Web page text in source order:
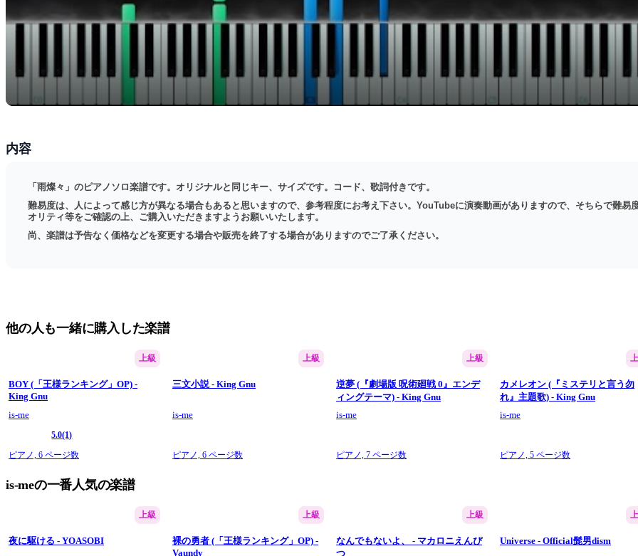
内容
「雨燦々」のピアノソロ楽譜です。オリジナルと同じキー、サイズです。コード、歌詞付きです。
難易度は、人によって感じ方が異なる場合もあると思いますので、参考程度にお考え下さい。YouTubeに演奏動画がありますので、そちらで難易
オリティ等をご確認の上、ご購入いただきますようお願いいたします。
尚、楽譜は予告なく価格などを変更する場合や販売を終了する場合がありますのでご了承ください。
他の人も一緒に購入した楽譜
上級
BOY (「王様ランキング」OP) -
King Gnu
is-me
5.0(1)
ピアノ, 6 ページ数
上級
三文小説 - King Gnu
is-me
ピアノ,6 ページ数
上級
逆夢 (『劇場版 呪術廻戦 0』エンデ
ィングテーマ) - King Gnu
is-me
ピアノ,7 ページ数
カメレオン (『ミステリと言う勿
れ』主題歌) - King Gnu
is-me
ピアノ,5 ページ数
is-meの一番人気の楽譜
上級
夜に駆ける - YOASOBI
上級
裸の勇者 (「王様ランキング」OP) -
Vaundy
上級
なんでもないよ、 - マカロニえんぴ
つ
Universe - Official髭男dism